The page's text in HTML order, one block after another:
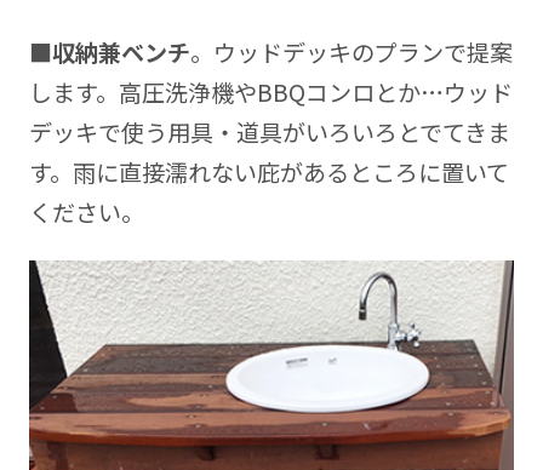
■収納兼ベンチ。ウッドデッキのプランで提案
します。高圧洗浄機やBBQコンロとか…ウッド
デッキで使う用具・道具がいろいろとでてきま
す。雨に直接濡れない庇があるところに置いて
ください。